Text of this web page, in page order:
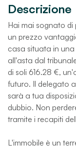
Descrizione
Hai mai sognato di
un prezzo
casa situata in
all'asta dal
di soli 616.28 €,
futuro. Il delegato
sarà a tua
dubbio. Non
tramite i recapiti
L'immobile è un